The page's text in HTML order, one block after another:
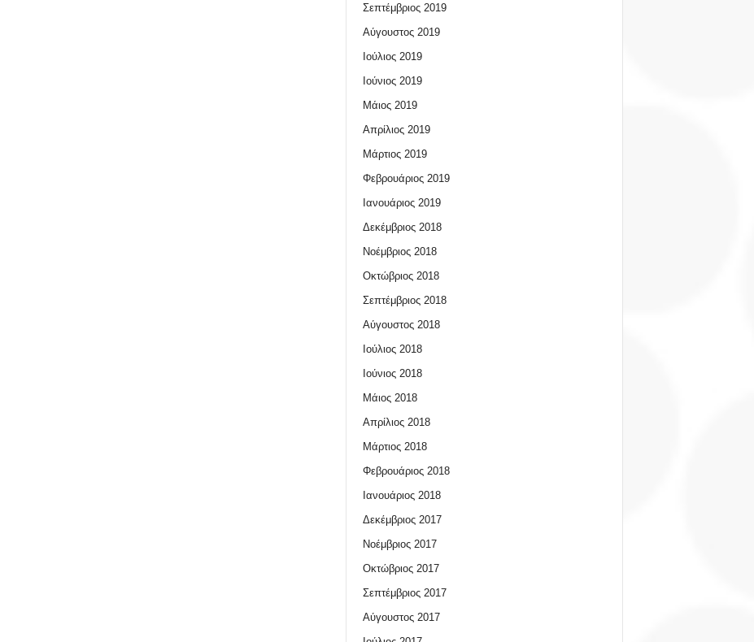
Σεπτέμβριος 2019
Αύγουστος 2019
Ιούλιος 2019
Ιούνιος 2019
Μάιος 2019
Απρίλιος 2019
Μάρτιος 2019
Φεβρουάριος 2019
Ιανουάριος 2019
Δεκέμβριος 2018
Νοέμβριος 2018
Οκτώβριος 2018
Σεπτέμβριος 2018
Αύγουστος 2018
Ιούλιος 2018
Ιούνιος 2018
Μάιος 2018
Απρίλιος 2018
Μάρτιος 2018
Φεβρουάριος 2018
Ιανουάριος 2018
Δεκέμβριος 2017
Νοέμβριος 2017
Οκτώβριος 2017
Σεπτέμβριος 2017
Αύγουστος 2017